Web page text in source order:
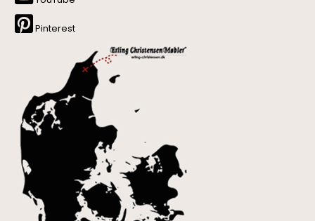
Pinterest